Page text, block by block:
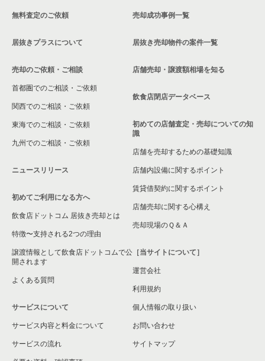
中野区の飲食店の居抜き売却物件の案件一覧
無料査定のご依頼
居抜きプラスについて
売却のご依頼・ご相談
首都圏でのご相談・ご依頼
関西でのご相談・ご依頼
東海でのご相談・ご依頼
九州でのご相談・ご依頼
ニュースリリース
初めてご利用になる方へ
飲食店ドットコム 居抜き売却とは
特徴〜支持される2つの理由
譲渡情報として飲食店ドットコムで公
開されます
よくある質問
サービスについて
サービス内容と料金について
サービスの流れ
売却成功事例一覧
居抜き売却物件の案件一覧
店舗売却・譲渡額相場を知る
飲食店閉店データベース
初めての店舗査定・売却についての知
識
店舗を売却するための基礎知識
店舗内設備に関するポイント
賃貸借契約に関するポイント
店舗売却に関する心構え
売却現場のＱ＆Ａ
［当サイトについて］
運営会社
利用規約
個人情報の取り扱い
お問い合わせ
サイトマップ